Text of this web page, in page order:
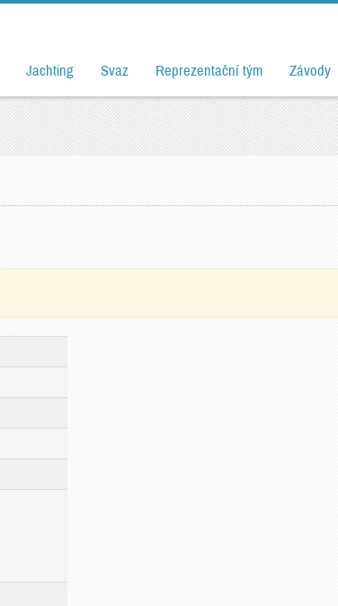
Jachting Svaz Reprezentační tým Závody